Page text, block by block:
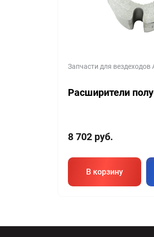
Запчасти для вездеходов
Расширители
8 702 руб.
В корзину